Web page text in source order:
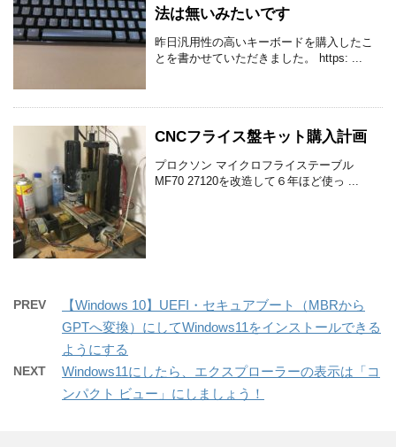
法は無いみたいです
昨日汎用性の高いキーボードを購入したこ
とを書かせていただきました。 https: ...
CNCフライス盤キット購入計画
プロクソン マイクロフライステーブル
MF70 27120を改造して６年ほど使っ ...
PREV
【Windows 10】UEFI・セキュアブート（MBRから
GPTへ変換）にしてWindows11をインストールできる
ようにする
NEXT
Windows11にしたら、エクスプローラーの表示は「コ
ンパクト ビュー」にしましょう！